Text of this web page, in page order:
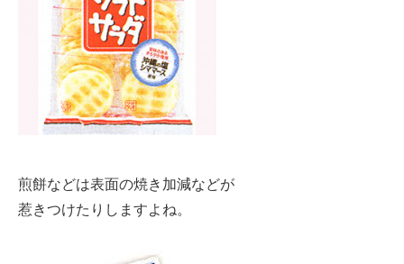
煎餅などは表面の焼き加減などが
惹きつけたりしますよね。